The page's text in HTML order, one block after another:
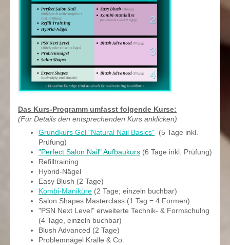
Das Kurs-Programm umfasst folgende Kurse:
(Für Details den entsprechenden Kurs anklicken)
Grundkurs Gel "Natural Nail Basics" (5 Tage inkl.
Prüfung)
"Perfect Salon Nail" Aufbaukurs (6 Tage inkl. Prüfung)
Refilltraining
Hybrid-Nägel
Easy Blush (2 Tage)
Kombi-Maniküre (2 Tage; einzeln buchbar)
Salon Shapes Masterclass (1 Tag = 4 Formen)
"PSN Next Level" erweiterte Technik- & Formschulng
(4 Tage, einzeln buchbar)
Blush Advanced (2 Tage)
Problemnägel Kralle & Co.